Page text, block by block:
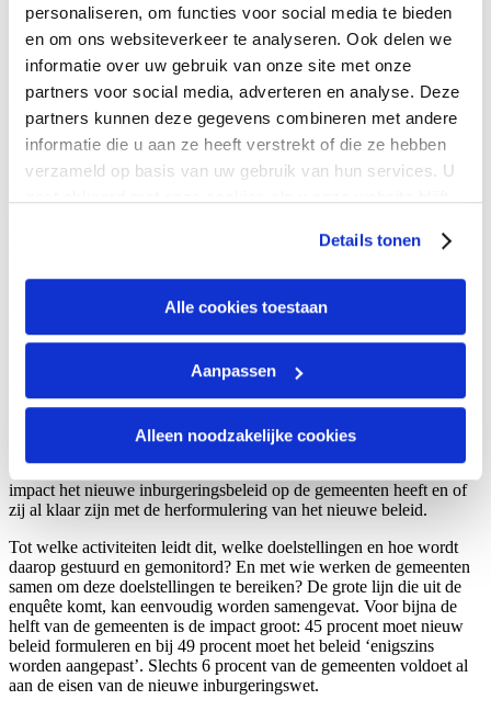
personaliseren, om functies voor social media te bieden
en om ons websiteverkeer te analyseren. Ook delen we
informatie over uw gebruik van onze site met onze
partners voor social media, adverteren en analyse. Deze
partners kunnen deze gegevens combineren met andere
informatie die u aan ze heeft verstrekt of die ze hebben
verzameld op basis van uw gebruik van hun services. U
Details tonen
Alle cookies toestaan
Aanpassen
Alleen noodzakelijke cookies
Inburgering staat op zichzelf en er zijn onvoldoende prikkels voor
maatwerk en kwaliteit. In samenwerking met partners als roc’s,
particulier taalonderwijs en werkgevers moet goede inburgering nu
handen en voeten krijgen. Uit een enquête van TopTaal en
Binnenlands Bestuur blijkt dat veel gemeenten nog lang niet klaar
zijn voor hun nieuwe taken.
Zelfredzaam
verantwoordelijkheid voor het héle inburgeringstraject. De regierol
van de gemeente voor inburgering begint bij een brede intake. Leren
en participeren moeten hand in hand gaan en beide aspecten moeten
daarbij gepaste hulp van de gemeente krijgen om zelfredzaam te
worden.
In hoeverre zijn gemeenten klaar voor de overheveling van de
verantwoordelijkheid voor inburgering naar het lokale niveau? Om
daar achter te komen, hebben de particuliere taalopleider TopTaal en
Binnenlands Bestuur samen een enquête onder gemeenten
gehouden waaraan 82 gemeenten hebben meegedaan. Via de
enquête willen Binnenlands Bestuur en TopTaal weten welke
impact het nieuwe inburgeringsbeleid op de gemeenten heeft en of
zij al klaar zijn met de herformulering van het nieuwe beleid.
Tot welke activiteiten leidt dit, welke doelstellingen en hoe wordt
daarop gestuurd en gemonitord? En met wie werken de gemeenten
samen om deze doelstellingen te bereiken? De grote lijn die uit de
enquête komt, kan eenvoudig worden samengevat. Voor bijna de
helft van de gemeenten is de impact groot: 45 procent moet nieuw
beleid formuleren en bij 49 procent moet het beleid ‘enigszins
worden aangepast’. Slechts 6 procent van de gemeenten voldoet al
aan de eisen van de nieuwe inburgeringswet.